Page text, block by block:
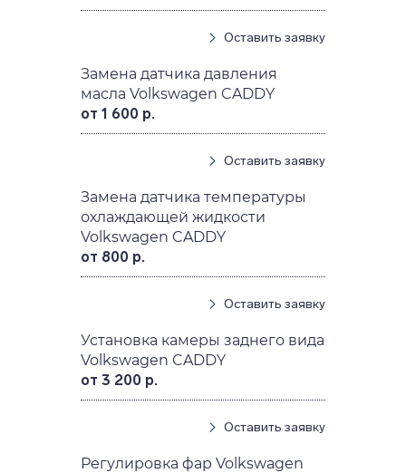
Оставить заявку
Замена датчика давления
масла Volkswagen CADDY
от 1 600 р.
Оставить заявку
Замена датчика температуры
охлаждающей жидкости
Volkswagen CADDY
от 800 р.
Оставить заявку
Установка камеры заднего вида
Volkswagen CADDY
от 3 200 р.
Оставить заявку
Регулировка фар Volkswagen